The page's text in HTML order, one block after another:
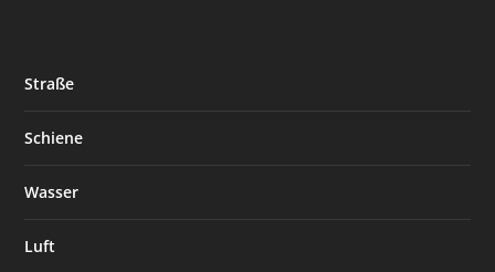
Straße
Schiene
Wasser
Luft